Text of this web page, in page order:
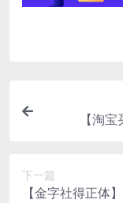
【淘
下一篇
【金字社得正体